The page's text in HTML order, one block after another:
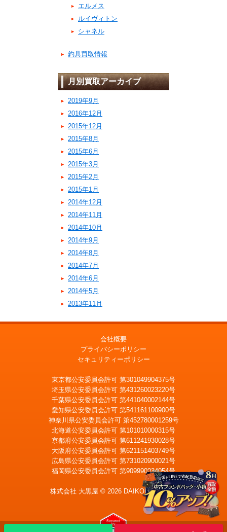
エルメス
ルイヴィトン
シャネル
釣具買取情報
月別買取アーカイブ
2019年9月
2016年12月
2015年12月
2015年8月
2015年6月
2015年3月
2015年2月
2015年1月
2014年12月
2014年11月
2014年10月
2014年9月
2014年8月
2014年7月
2014年6月
2014年5月
2013年11月
宅配買取を申込む
会社概要
プライバシーポリシー
セキュリティーポリシー
東京都公安委員会許可 第301049904375号
埼玉県公安委員会許可 第431260023220号
千葉県公安委員会許可 第441040002144号
愛知県公安委員会許可 第541161100900号
神奈川県公安委員会許可 第452780001259号
北海道公安委員会許可 第101010000315号
京都府公安委員会許可 第611241930028号
大阪府公安委員会許可 第621151403749号
広島県公安委員会許可 第731020900021号
福岡県公安委員会許可 第909990034054号
株式会社 大黒屋 © 2026 DAIKOKUYA, Inc.